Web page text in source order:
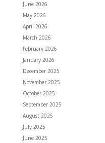
June 2026
May 2026
April 2026
March 2026
February 2026
January 2026
December 2025
November 2025
October 2025
September 2025
August 2025
July 2025
June 2025